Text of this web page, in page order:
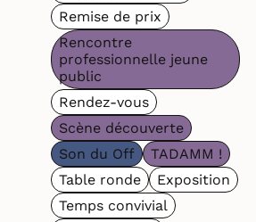
Remise de prix
Rencontre
professionnelle jeune
public
Rendez-vous
Scène découverte
Son du Off
TADAMM !
Table ronde
Exposition
Temps convivial